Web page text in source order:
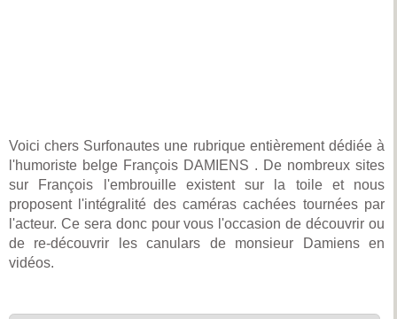
Voici chers Surfonautes une rubrique entièrement dédiée à
l'humoriste belge François DAMIENS . De nombreux sites
sur François l'embrouille existent sur la toile et nous
proposent l'intégralité des caméras cachées tournées par
l'acteur. Ce sera donc pour vous l'occasion de découvrir ou
de re-découvrir les canulars de monsieur Damiens en
vidéos.